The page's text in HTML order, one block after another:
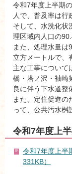
令和7年度上半期
人で、普及率は行
そして、水洗化状
理区域内人口の
また、処理水量
立方メートルで、
主な工事について
橋・塔ノ沢・袖崎
良に伴う下水道整
また、定住促進
って、公共汚水桝
令和7年度上
令和7年度上半
331KB）